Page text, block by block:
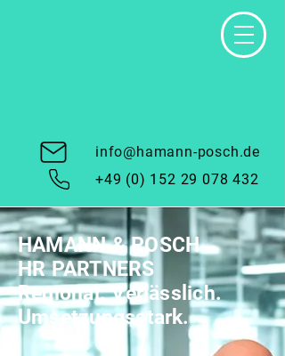
+49 (0) 152 29 078 432
info@hamann-posch.de
HAMANN & POSCH
HR PARTNERS
Regional. Verlässlich.
Umsetzungsstark.